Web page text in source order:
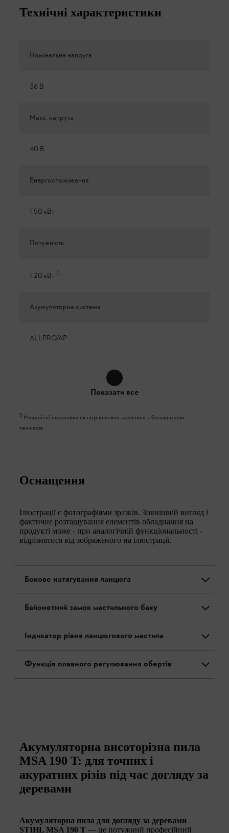
Технічні характеристики
Номінальна напруга
36 В
Макс. напруга
40 В
Енергоспоживання
1.50 кВт
Потужність
1.20 кВт1)
Акумуляторна система
ALLPRO/AP
Показати все
1) Механічні показники як порівняльна величина з бензиновою
технікою
Оснащення
Ілюстрації є фотографіями зразків. Зовнішній вигляд і
фактичне розташування елементів обладнання на
продукті може - при аналогічній функціональності -
відрізнятися від зображеного на ілюстрації.
Бокове натягування ланцюга
Байонетний замок мастильного баку
Індикатор рівня ланцюгового мастила
Функція плавного регулювання обертів
Акумуляторна висоторізна пила
MSA 190 T: для точних і
акуратних різів під час догляду за
деревами
Акумуляторна пила для догляду за деревами
STIHL MSA 190 T — це потужний професійний